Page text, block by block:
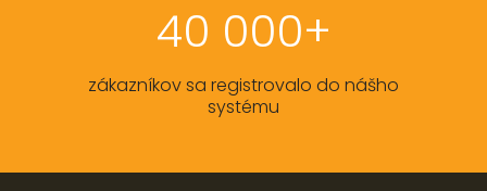
40 000+
zákazníkov sa registrovalo do nášho
systému